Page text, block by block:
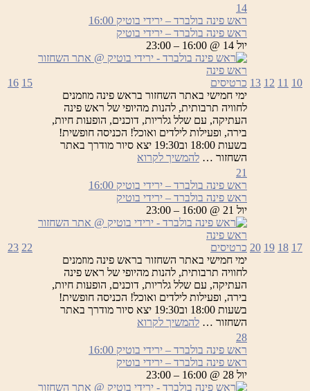
בולברד
–
ירידי
בוטיק
10
11
12
13
14
ראש פינה בולברד – ירידי בוטיק 16:00
ראש פינה בולברד – ירידי בוטיק
יול 14 @ 16:00 – 23:00
כרטיסים
ימי חמישי באתר השחזור בראש פינה מוזמנים
לחוויה תרבותית, להנות מהיופי של ראש פינה
העתיקה, עם שלל גלריות, דוכנים, הופעות חיות,
בירה, ופעילות לילדים ואוכל! הכניסה חופשית!
בשעות 18:00 וב19:30 יצא סיור מודרך באתר
השחזור … להמשיך לקרוא
בולברד
–
ירידי
בוטיק
15
16
17
18
19
20
21
ראש פינה בולברד – ירידי בוטיק 16:00
ראש פינה בולברד – ירידי בוטיק
יול 21 @ 16:00 – 23:00
כרטיסים
ימי חמישי באתר השחזור בראש פינה מוזמנים
לחוויה תרבותית, להנות מהיופי של ראש פינה
העתיקה, עם שלל גלריות, דוכנים, הופעות חיות,
בירה, ופעילות לילדים ואוכל! הכניסה חופשית!
בשעות 18:00 וב19:30 יצא סיור מודרך באתר
השחזור … להמשיך לקרוא
בולברד
–
ירידי
בוטיק
22
23
28
ראש פינה בולברד – ירידי בוטיק 16:00
ראש פינה בולברד – ירידי בוטיק
יול 28 @ 16:00 – 23:00